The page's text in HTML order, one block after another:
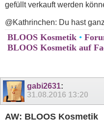
gefüllt verkauft werden
@Kathrinchen: Du hast
BLOOS Kosmetik •
BLOOS Kosmetik auf
gabi2631:
31.08.2016 13:20
AW: BLOOS Kosmetik